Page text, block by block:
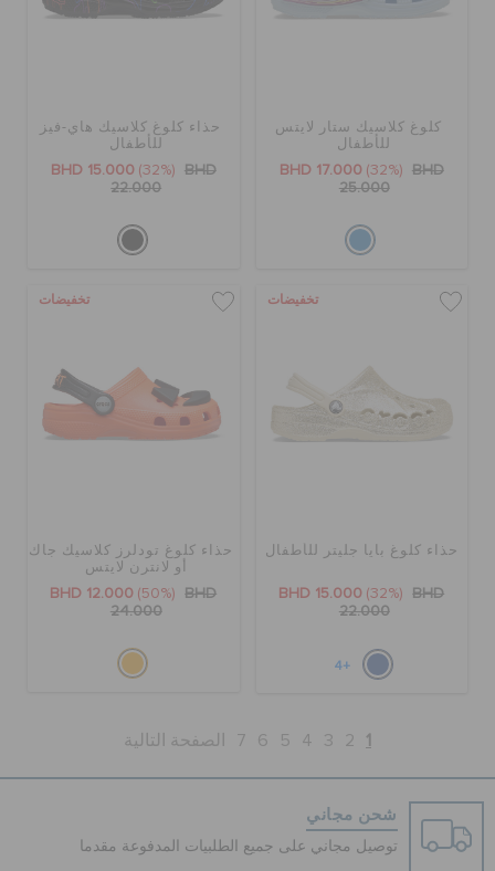
كلوغ كلاسيك ستار لايتس
للأطفال
BHD 17.000 (32%)
BHD
25.000
حذاء كلوغ كلاسيك هاي-فيز
للأطفال
BHD 15.000 (32%)
BHD
22.000
تخفيضات
حذاء كلوغ بايا جليتر للأطفال
BHD 15.000 (32%)
BHD
22.000
+4
تخفيضات
حذاء كلوغ تودلرز كلاسيك جاك
أو لانترن لايتس
BHD 12.000 (50%)
BHD
24.000
1
2
3
4
5
6
7 الصفحة التالية
شحن مجاني
توصيل مجاني على جميع الطلبيات المدفوعة مقدما